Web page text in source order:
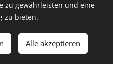
ff_herzogsdorf
Cookies
zu gewährleisten und eine
zu bieten.
Alle akzeptieren